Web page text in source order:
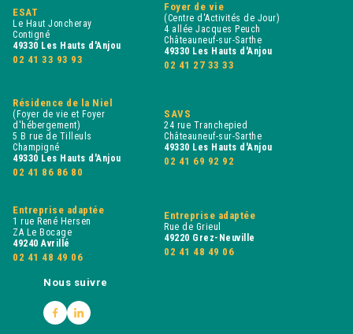
ESAT
Le Haut Joncheray
Contigné
49330 Les Hauts d'Anjou
02 41 33 93 93
Foyer de vie
(Centre d'Activités de Jour)
4 allée Jacques Peuch
Châteauneuf-sur-Sarthe
49330 Les Hauts d'Anjou
02 41 27 33 33
Résidence de la Niel
(Foyer de vie et Foyer
d'hébergement)
5 B rue de Tilleuls
Champigné
49330 Les Hauts d'Anjou
02 41 86 86 80
SAVS
24 rue Tranchepied
Châteauneuf-sur-Sarthe
49330 Les Hauts d'Anjou
02 41 69 92 92
Entreprise adaptée
1 rue René Hersen
ZA Le Bocage
49240 Avrillé
02 41 48 49 06
Entreprise adaptée
Rue de Grieul
49220 Grez-Neuville
02 41 48 49 06
Nous suivre